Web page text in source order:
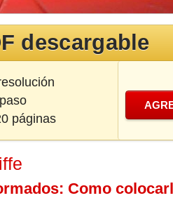
descargable
páginas
Como